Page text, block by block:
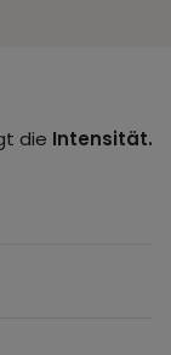
die Intensität.